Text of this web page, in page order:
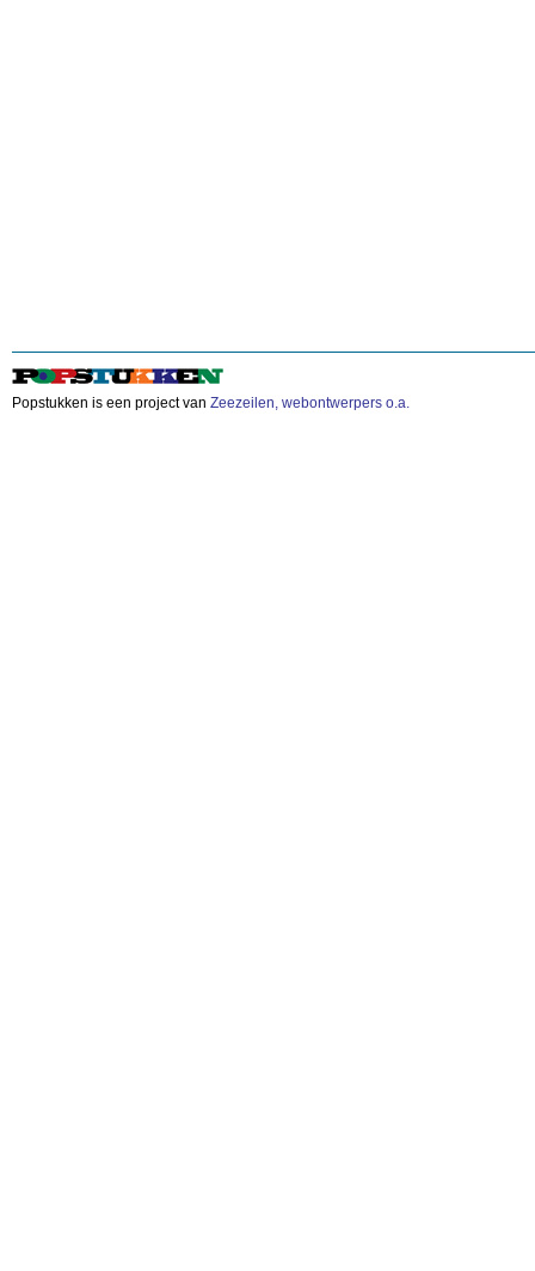
Popstukken is een project van Zeezeilen, webontwerpers o.a.